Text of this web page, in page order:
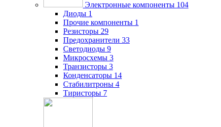
Электронные компоненты 104
Диоды 1
Прочие компоненты 1
Резисторы 29
Предохранители 33
Светодиоды 9
Микросхемы 3
Транзисторы 3
Конденсаторы 14
Стабилитроны 4
Тиристоры 7